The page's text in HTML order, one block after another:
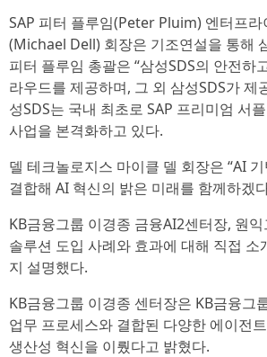
SAP 피터 플루임(Peter Pluim) 엔터프
(Michael Dell) 회장은 기조연설을 통해
피터 플루임 총괄은 “삼성SDS의 안전
라우드를 제공하며, 그 외 삼성SDS가
성SDS는 국내 최초로 SAP 프리미엄 서
사업을 본격화하고 있다.
델 테크놀로지스 마이클 델 회장은 “AI
결합해 AI 혁신의 밝은 미래를 함께하겠
KB금융그룹 이경종 금융AI2센터장, 원
솔루션 도입 사례와 효과에 대해 직접
지 설명했다.
KB금융그룹 이경종 센터장은 KB금융그
업무 프로세스와 결합된 다양한 에이전
생산성 혁신을 이뤘다고 밝혔다.